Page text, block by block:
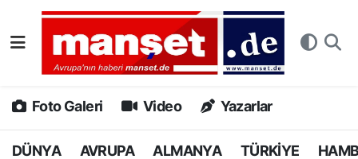
Foto Galeri Video Yazarlar
DÜNYA AVRUPA ALMANYA TÜRKİYE
DÜNYA
AVRUPA
ALMANYA
Nöbetçi Eczaneler
Hava Durumu
Namaz Vakitleri